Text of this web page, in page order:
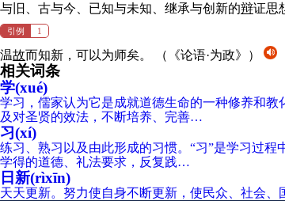
与旧、古与今、已知与未知、继承与创新的辩证思
引例 1
温故而知新，可以为师矣。 （《论语·为政》）
相关词条
学(xué)
学习，儒家认为它是成就道德生命的一种修养和
及对圣贤的效法，不断培养、完善…
习(xí)
练习、熟习以及由此形成的习惯。“习”是学习过
学得的道德、礼法要求，反复践…
日新(rìxīn)
天天更新。努力使自身不断更新，使民众、社会